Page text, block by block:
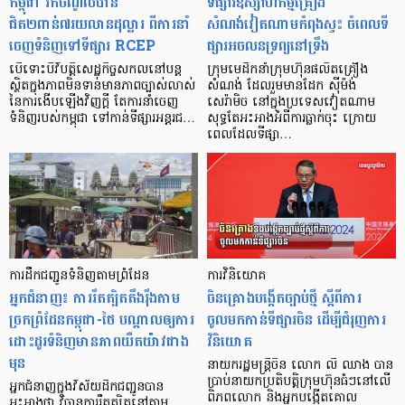
ជិត២ពាន់៧រយលានដុល្លារ ពីការនាំ
ចេញទំនិញទៅទីផ្សារ RCEP
បើទោះបីវិបត្តិសេដ្ឋកិច្ចសកលនៅបន្ត
ស្ថិតក្នុងភាពមិនទាន់មានភាពច្បាស់លាស់
នៃការងើបឡើងវិញក្តី តែការនាំចេញ
ទំនិញរបស់កម្ពុជា ទៅកាន់ទីផ្សារអន្តរជ…
សំណង់វៀតណាមកំពុងស្ទះ ចំពេលទី
ផ្សារអចលនទ្រព្យនៅទ្រឹង
ក្រុមមេដឹកនាំក្រុមហ៊ុនផលិតគ្រឿង
សំណង់ ដែលរួមមានដែក ស៊ីម៉ង់
សេរ៉ាមិច នៅក្នុងប្រទេសវៀតណាម
សុទ្ធតែអះអាងអំពីការធ្លាក់ចុះ ក្រោយ
ពេលដែលទីផ្សា…
ការដឹកជញ្ជូនទំនិញតាមព្រំដែន
អ្នកជំនាញ៖ ការរឹតត្បិតតឹងរ៉ឹងតាម
ច្រកព្រំដែនកម្ពុជា-ថៃ បណ្ដាលឲ្យការ
ដោះដូរទំនិញមានភាពយឺតយ៉ាវជាង
មុន
អ្នកជំនាញក្នុងវិស័យដឹកជញ្ជូនបាន
ការវិនិយោគ
ចិនគ្រោងបង្កើតច្បាប់ថ្មី ស្តីពីការ
ចូលមកកាន់ទីផ្សារចិន ដើម្បីជំរុញការ
វិនិយោគ
នាយករដ្ឋមន្ត្រីចិន លោក លី ឈាង បាន
ប្រាប់នាយកប្រតិបត្តិក្រុមហ៊ុនធំៗនៅលើ
ពិភពលោក និងអ្នកបង្កើតគោល